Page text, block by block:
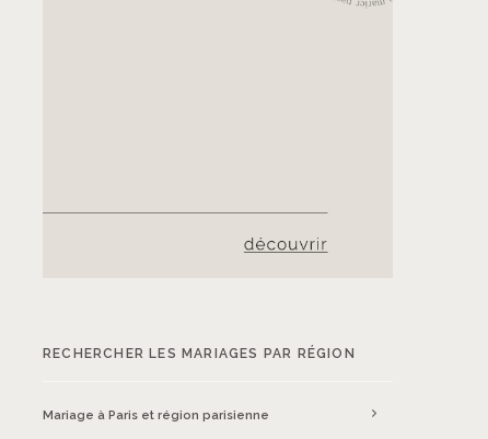
RECHERCHER LES MARIAGES PAR RÉGION
Mariage à Paris et région parisienne